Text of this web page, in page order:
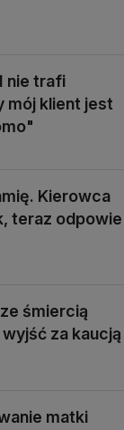
nie trafi
mój klient jest
Kierowca
teraz odpowie
śmiercią
za kaucją
matki